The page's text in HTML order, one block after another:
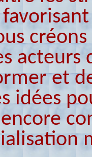
acteurs
et
idées